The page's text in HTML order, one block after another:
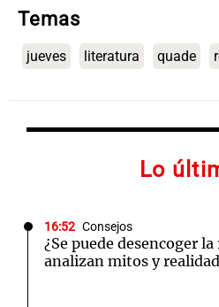
Temas
jueves literatura quade
Lo
16:52 Consejos
¿Se puede desencoger
analizan mitos y